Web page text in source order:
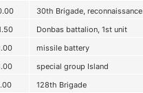
30th Brigade, reconnaissance
Donbas battalion, 1st unit
missile battery
special group Island
128th Brigade